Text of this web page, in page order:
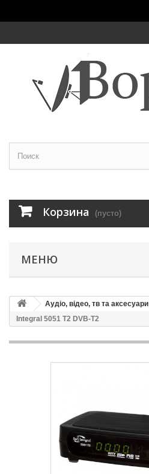
Корзина (пусто)
МЕНЮ
Аудіо, відео, тв та аксесуари
Integral 5051 T2 DVB-T2